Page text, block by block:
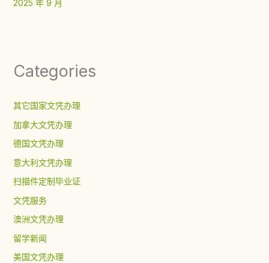
2025 年 9 月
Categories
其它国家文凭办理
加拿大文凭办理
德国文凭办理
意大利文凭办理
扫描件定制毕业证
文凭服务
澳洲文凭办理
留学新闻
美国文凭办理